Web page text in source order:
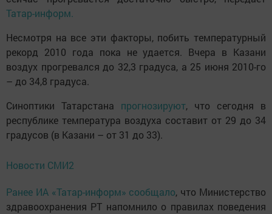
Татар-информ.
Несмотря на все эти факторы, побить температурный
рекорд 2010 года пока не удается. Вчера в Казани
воздух прогревался до 32,3 градуса, а 25 июня 2010-го
– до 34,8 градуса.
Синоптики Татарстана прогнозируют, что сегодня в
республике температура воздуха составит от 29 до 34
градусов (в Казани – от 31 до 33).
Новости СМИ2
Ранее ИА «Татар-информ» сообщало, что Министерство
здравоохранения РТ напомнило о правилах поведения